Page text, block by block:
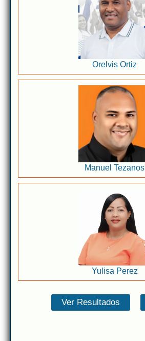
Orelvis Ortiz
Manuel Tezanos
Yulisa Perez